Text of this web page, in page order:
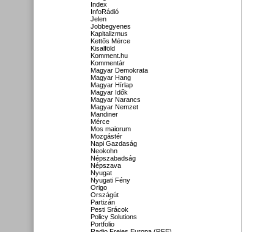
Index
InfoRádió
Jelen
Jobbegyenes
Kapitalizmus
Kettős Mérce
Kisalföld
Komment.hu
Kommentár
Magyar Demokrata
Magyar Hang
Magyar Hírlap
Magyar Idők
Magyar Narancs
Magyar Nemzet
Mandiner
Mérce
Mos maiorum
Mozgástér
Napi Gazdaság
Neokohn
Népszabadság
Népszava
Nyugat
Nyugati Fény
Origo
Országút
Partizán
Pesti Srácok
Policy Solutions
Portfolio